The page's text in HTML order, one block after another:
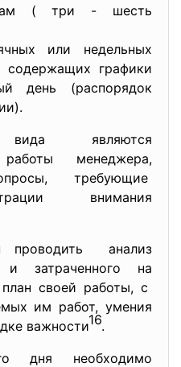
( три - шесть
или недельных
содержащих графики
день (распорядок
являются
менеджера,
требующие
внимания
проводить анализ
и затраченного на
своей работы, с
им работ, умения
важности16.
дня необходимо